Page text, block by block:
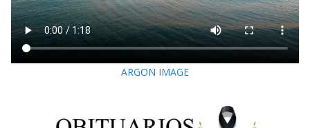
ARGON IMAGE